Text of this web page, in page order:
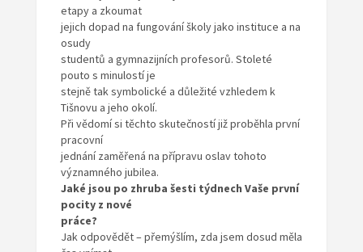
etapy a zkoumat
jejich dopad na fungování školy jako instituce a na
osudy
studentů a gymnazijních profesorů. Stoleté
pouto s minulostí je
stejně tak symbolické a důležité vzhledem k
Tišnovu a jeho okolí.
Při vědomí si těchto skutečností již proběhla první
pracovní
jednání zaměřená na přípravu oslav tohoto
významného jubilea.
Jaké jsou po zhruba šesti týdnech Vaše první
pocity z nové
práce?
Jak odpovědět – přemýšlím, zda jsem dosud měla